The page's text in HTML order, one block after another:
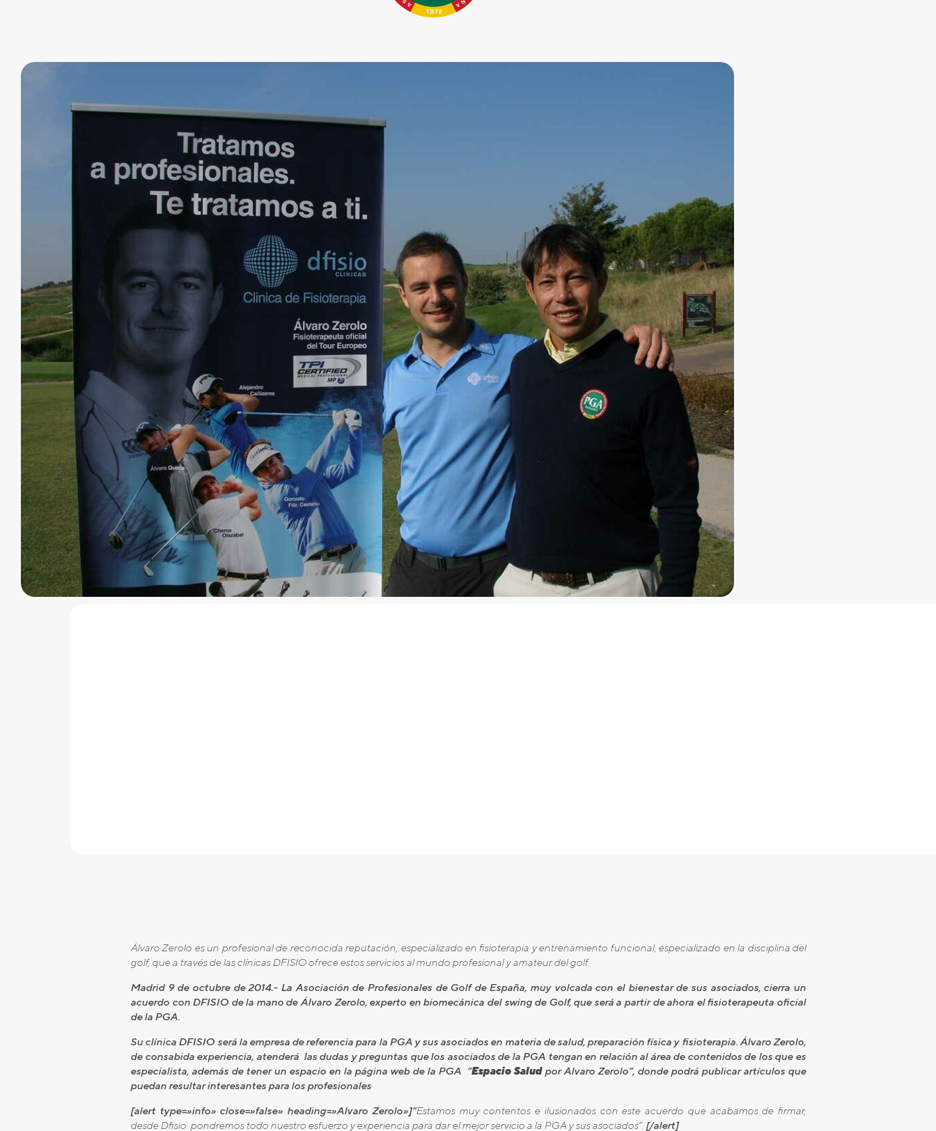
Álvaro Zerolo es un profesional de reconocida reputación, especializado en fisioterapia y entrenamiento funcional, especializado en la disciplina del
golf, que a través de las clínicas DFISIO ofrece estos servicios al mundo profesional y amateur del golf.
Madrid 9 de octubre de 2014.- La Asociación de Profesionales de Golf de España, muy volcada con el bienestar de sus asociados, cierra un
acuerdo con DFISIO de la mano de Álvaro Zerolo, experto en biomecánica del swing de Golf, que será a partir de ahora el fisioterapeuta oficial
de la PGA.
Su clínica DFISIO será la empresa de referencia para la PGA y sus asociados en materia de salud, preparación física y fisioterapia. Álvaro Zerolo,
de consabida experiencia, atenderá las dudas y preguntas que los asociados de la PGA tengan en relación al área de contenidos de los que es
especialista, además de tener un espacio en la página web de la PGA “Espacio Saludpor Alvaro Zerolo”, donde podrá publicar artículos que
puedan resultar interesantes para los profesionales
[alert type=»info» close=»false» heading=»Alvaro Zerolo»]“Estamos muy contentos e ilusionados con este acuerdo que acabamos de firmar,
desde Dfisio pondremos todo nuestro esfuerzo y experiencia para dar el mejor servicio a la PGA y sus asociados”. [/alert]